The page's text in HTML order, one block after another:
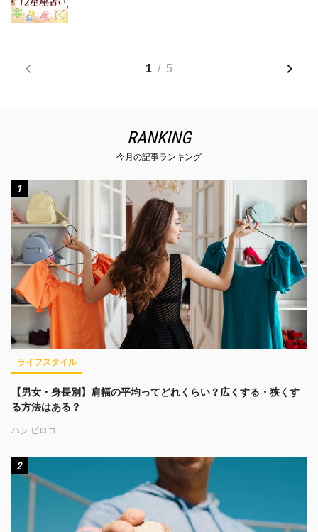
1 / 5
RANKING
今月の記事ランキング
1
ライフスタイル
【男女・身長別】肩幅の平均ってどれくらい？広くする・狭くす
る方法はある？
ハシ ビロコ
2